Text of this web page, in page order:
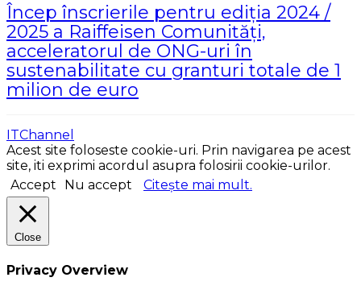
Încep înscrierile pentru ediția 2024 /
2025 a Raiffeisen Comunități,
acceleratorul de ONG-uri în
sustenabilitate cu granturi totale de 1
milion de euro
ITChannel
Acest site foloseste cookie-uri. Prin navigarea pe acest
site, iti exprimi acordul asupra folosirii cookie-urilor.
Accept
Nu accept Citește mai mult.
Close
Privacy Overview